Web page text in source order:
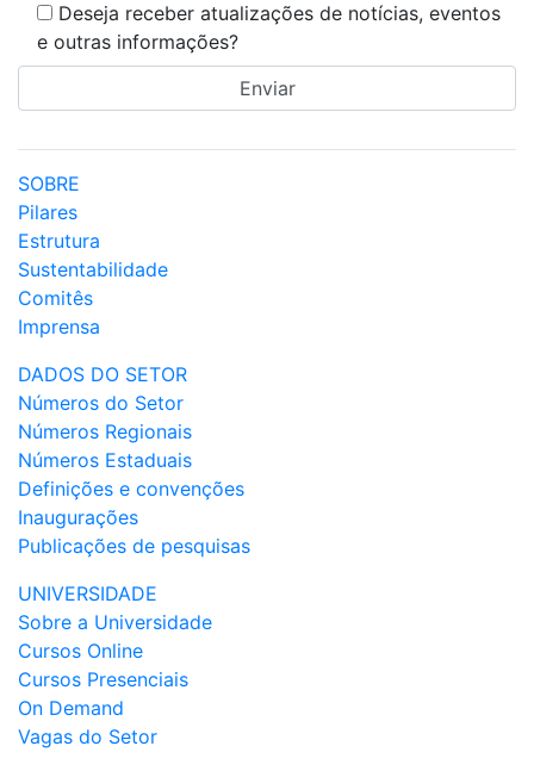
Deseja receber atualizações de notícias, eventos
e outras informações?
SOBRE
Pilares
Estrutura
Sustentabilidade
Comitês
Imprensa
DADOS DO SETOR
Números do Setor
Números Regionais
Números Estaduais
Definições e convenções
Inaugurações
Publicações de pesquisas
UNIVERSIDADE
Sobre a Universidade
Cursos Online
Cursos Presenciais
On Demand
Vagas do Setor